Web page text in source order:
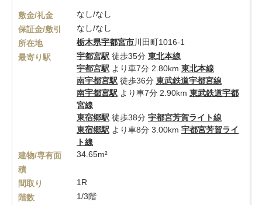
敷金/礼金
なし/なし
保証金/敷引
なし/なし
所在地
栃木県宇都宮市川田町1016-1
最寄り駅
宇都宮駅 徒歩35分 東北本線
宇都宮駅 より車7分 2.80km 東北本線
南宇都宮駅 徒歩36分 東武鉄道宇都宮線
南宇都宮駅 より車7分 2.90km 東武鉄道宇都
宮線
東宿郷駅 徒歩38分 宇都宮芳賀ライト線
東宿郷駅 より車8分 3.00km 宇都宮芳賀ライ
ト線
建物/専有面
積
34.65m²
間取り
1R
階数
1/3階